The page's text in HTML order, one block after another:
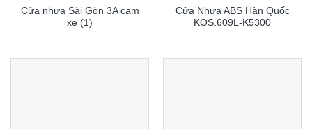
Cửa nhựa Sài Gòn 3A cam
xe (1)
Cửa Nhựa ABS Hàn Quốc
KOS.609L-K5300